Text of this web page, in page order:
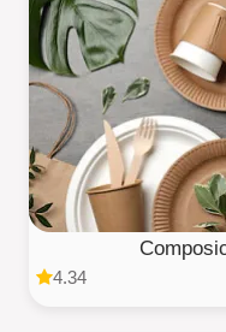
4.34